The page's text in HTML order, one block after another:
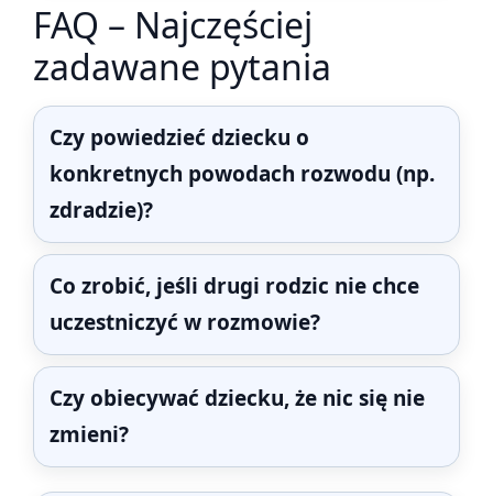
FAQ – Najczęściej
zadawane pytania
Czy powiedzieć dziecku o
konkretnych powodach rozwodu (np.
zdradzie)?
Co zrobić, jeśli drugi rodzic nie chce
uczestniczyć w rozmowie?
Czy obiecywać dziecku, że nic się nie
zmieni?